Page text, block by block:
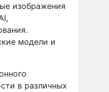
изображения
,
модели и
в различных